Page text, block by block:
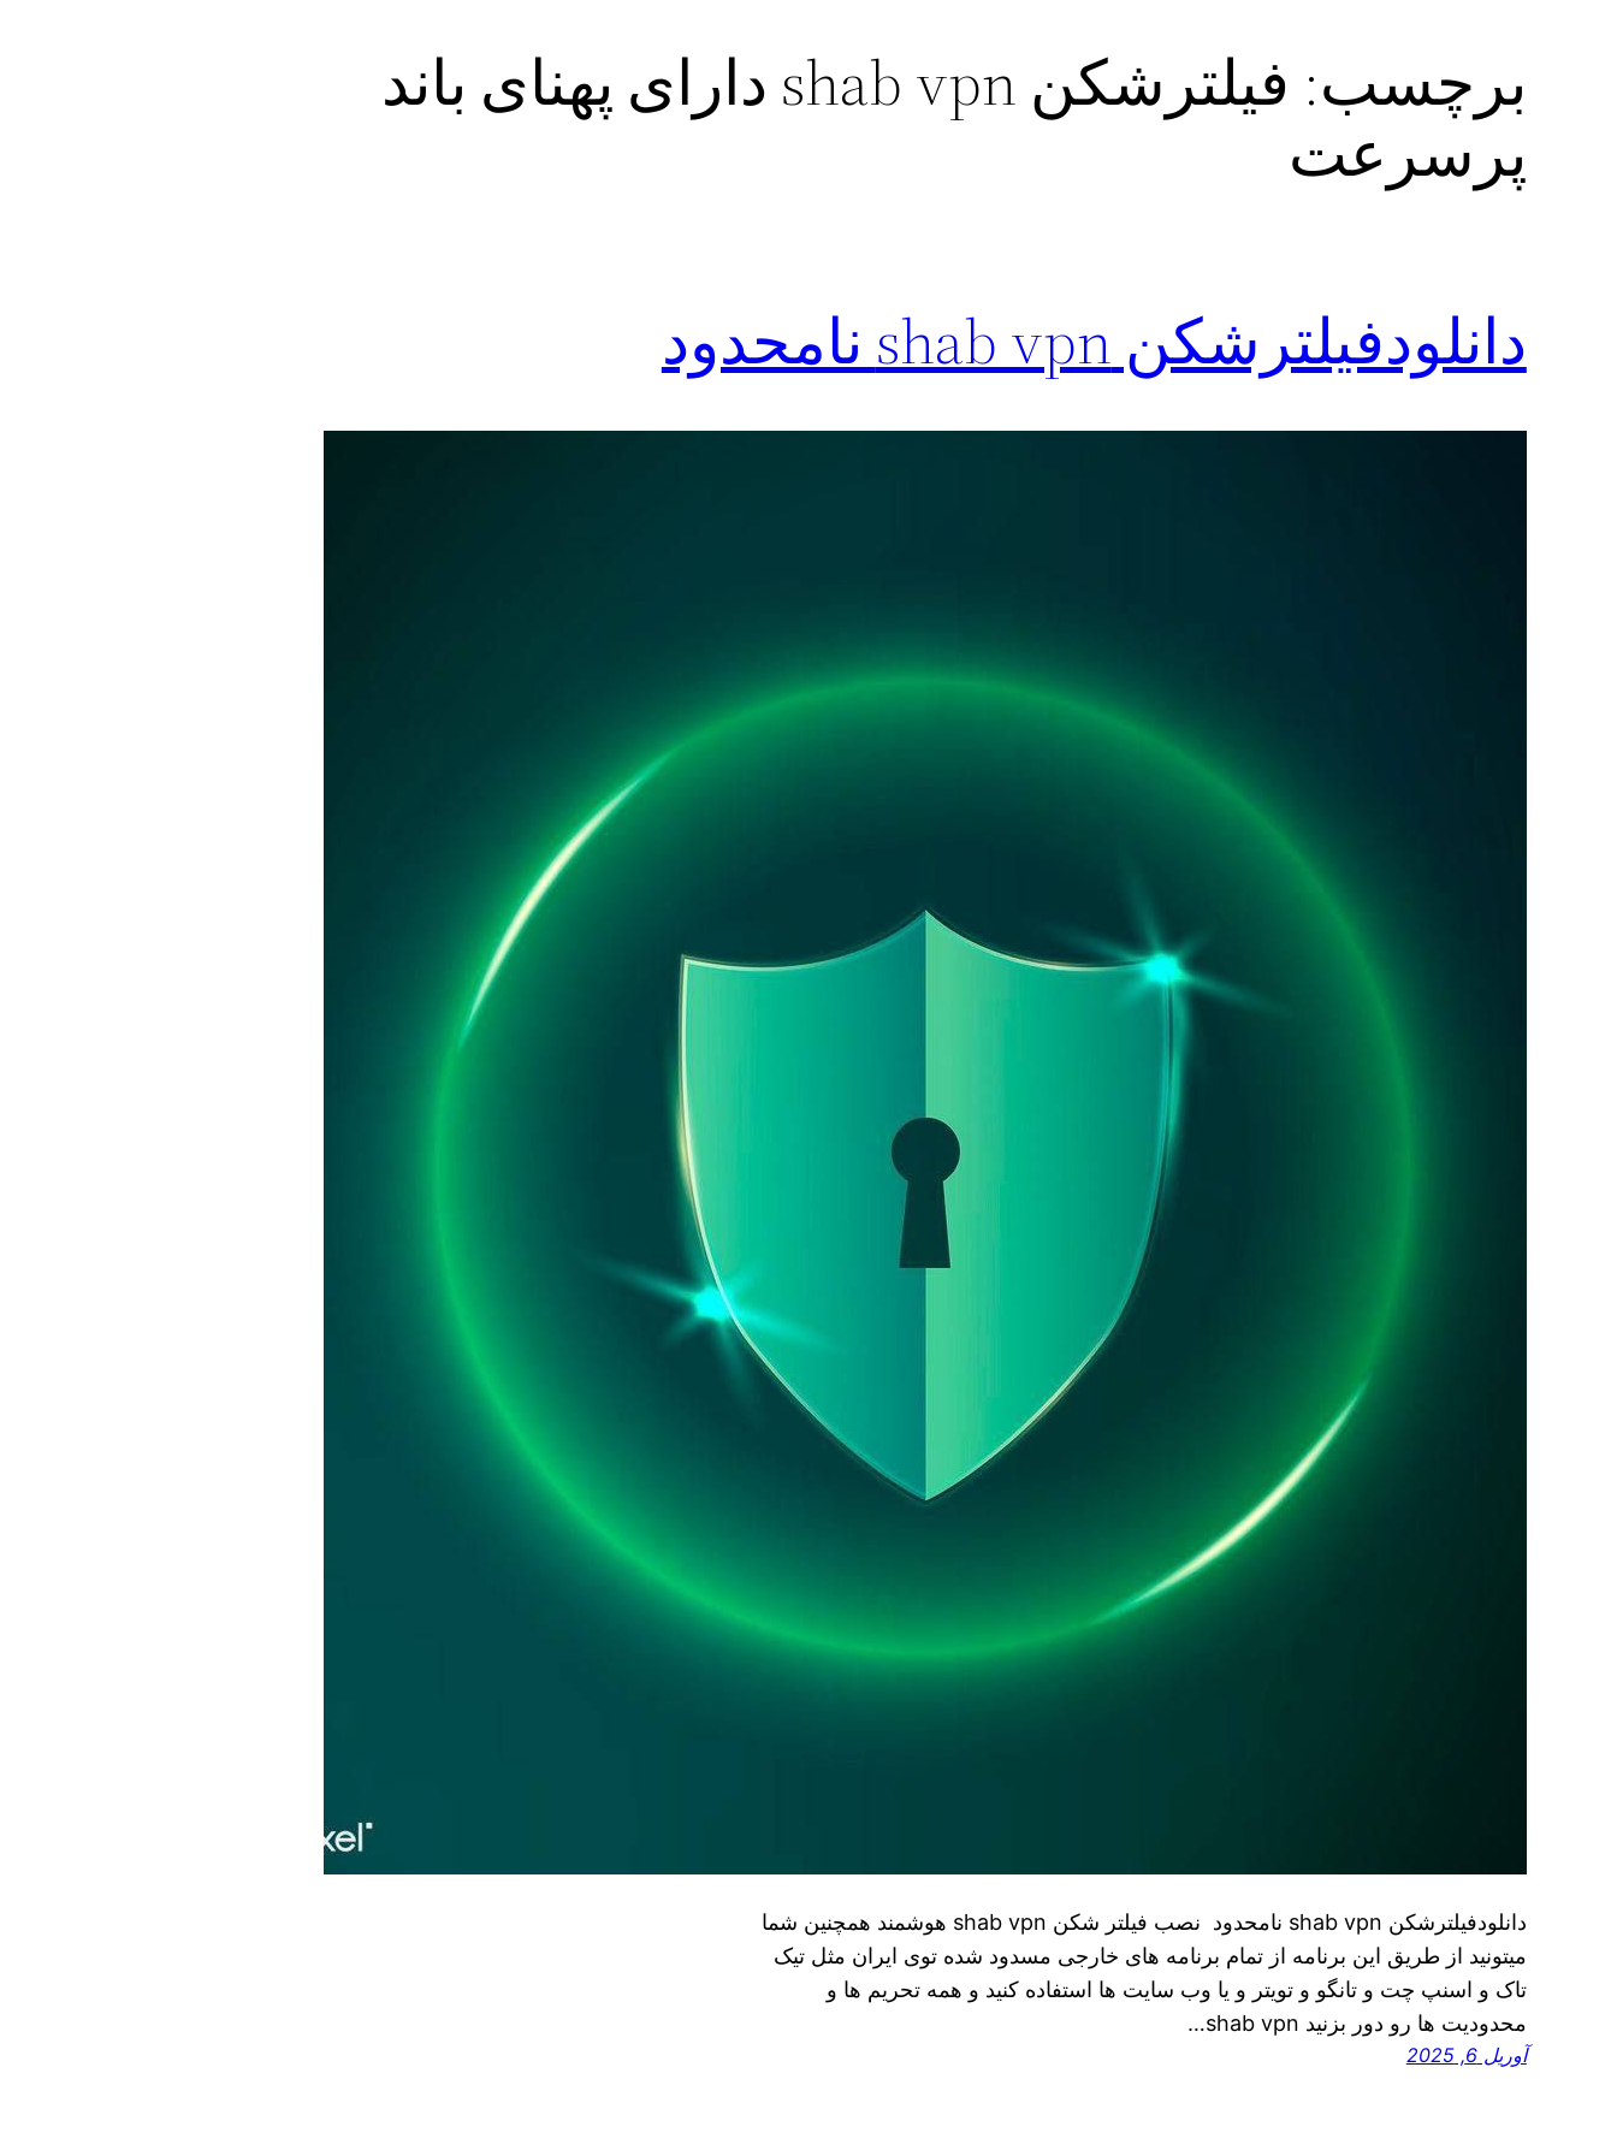
برچسب:
فیلترشکن shab vpn دارای پهنای باند
پرسرعت
دانلودفیلترشکن shab vpn نامحدود
دانلودفیلترشکن shab vpn نامحدود نصب فیلتر شکن shab vpn هوشمند همچنین شما
میتونید از طریق این برنامه از تمام برنامه های خارجی مسدود شده توی ایران مثل تیک
تاک و اسنپ چت و تانگو و تویتر و یا وب سایت ها استفاده کنید و همه تحریم ها و
محدودیت ها رو دور بزنید shab vpn…
آوریل 6, 2025